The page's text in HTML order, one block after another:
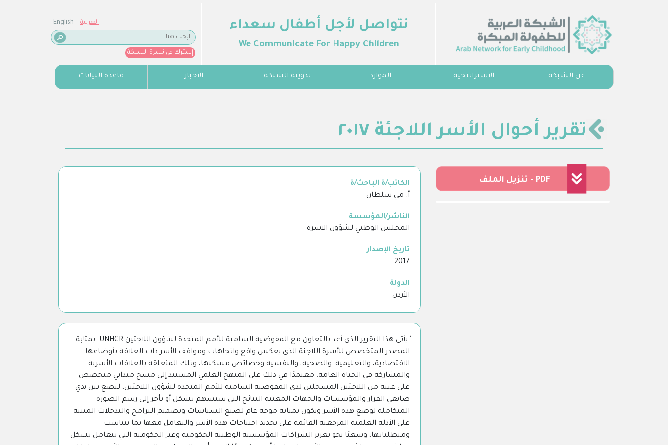
English العربية
إشترك في نشرة الشبكة
نتواصل لأجل أطفال سعداء
We Communicate For Happy Children
قاعدة البيانات الاخبار تدوينة الشبكة الموارد الاستراتيجية عن الشبكة
تقرير أحوال الأسر اللاجئة ٢٠١٧
تنزيل الملف - PDF
الكاتب/ة الباحث/ة
أ. مي سلطان
الناشر/المؤسسة
المجلس الوطني لشؤون الاسرة
تاريخ الإصدار
2017
الدولة
الأردن
ّ يأتي هذا التقرير الذي أعد بالتعاون مع المفوضية السامية للأمم المتحدة لشؤون اللاجئين UNHCR بمثابة
المصدر المتخصص للأسرة اللاجئة الذي يعكس واقع واتجاهات ومواقف الأسر ذات العلاقة بأوضاعها
الاقتصادية، والتعليمية، والصحية، والنفسية وخصائص مسكنها، وتلك المتعلقة بالعلاقات الأسرية
والمشاركة في الحياة العامة. معتمدًا في ذلك على المنهج العلمي المستند إلى مسح ميداني متخصص
على عينة من اللاجئين المسجلين لدى المفوضية السامية للأمم المتحدة لشؤون اللاجئين، ليضع بين يدي
صانعي القرار والمؤسسات والجهات المعنية النتائج التي ستسهم بشكل أو بأخر إلى رسم الصورة
المتكاملة لوضع هذه الأسر ويكون بمثابة موجه عام لصنع السياسات وتصميم البرامج والتدخلات المبنية
على الأدلة العلمية المرجعية القائمة على تحديد احتياجات هذه الأسر والتعامل معها بما يتناسب
ومتطلباتها، وسعيًا نحو تعزيز الشراكات المؤسسية الوطنية الحكومية وغير الحكومية التي تتعامل بشكل